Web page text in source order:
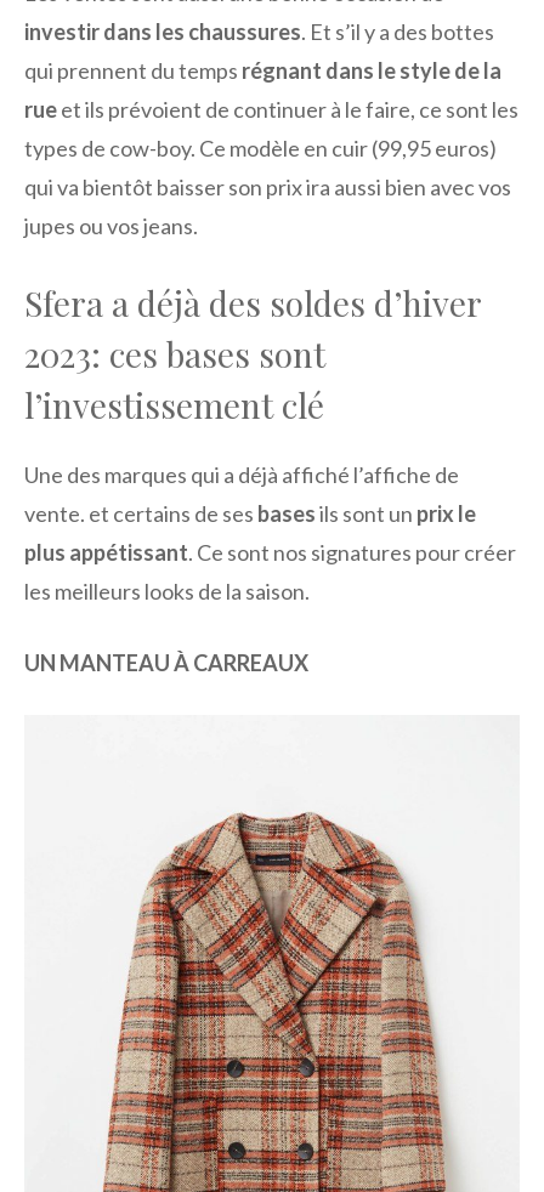
investir dans les chaussures. Et s’il y a des bottes
qui prennent du temps régnant dans le style de la
rueet ils prévoient de continuer à le faire, ce sont les
types de cow-boy. Ce modèle en cuir (99,95 euros)
qui va bientôt baisser son prix ira aussi bien avec vos
jupes ou vos jeans.
Sfera a déjà des soldes d’hiver
2023: ces bases sont
l’investissement clé
Une des marques qui a déjà affiché l’affiche de
vente. et certains de ses basesils sont un prix le
plus appétissant. Ce sont nos signatures pour créer
les meilleurs looks de la saison.
UN MANTEAU À CARREAUX